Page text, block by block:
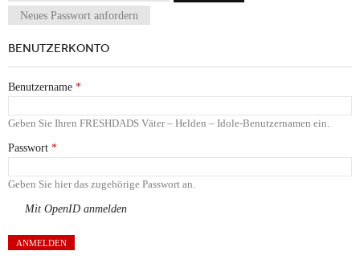
Haupt-Reiter
Neues Passwort anfordern
BENUTZERKONTO
Benutzername *
Geben Sie Ihren FRESHDADS Väter – Helden – Idole-Benutzernamen ein.
Passwort *
Geben Sie hier das zugehörige Passwort an.
Mit OpenID anmelden